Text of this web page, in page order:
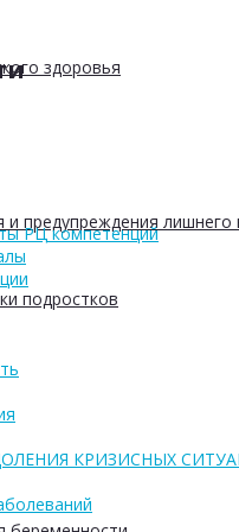
здоровья
предупреждения лишнего
подростков
РЦ компетенций
КРИЗИСНЫХ